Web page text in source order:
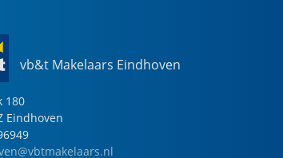
vb&t Makelaars Eindhoven
180
Eindhoven